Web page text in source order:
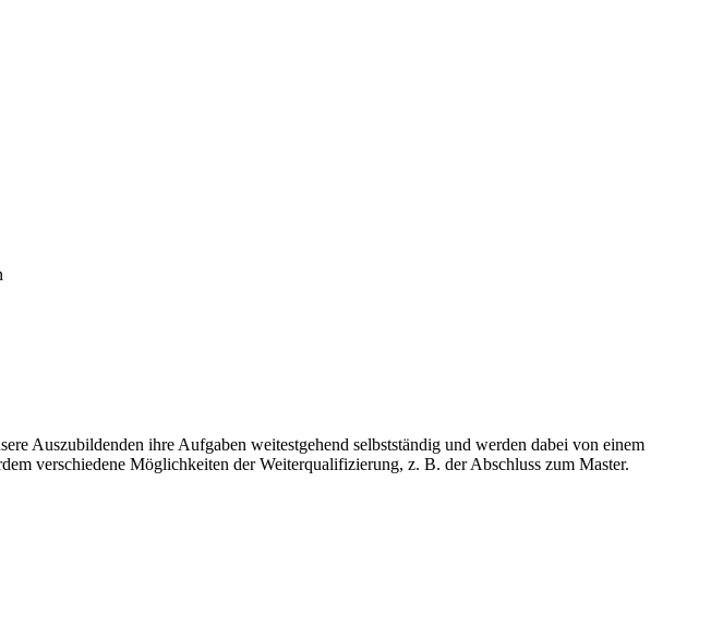
Auszubildenden ihre Aufgaben weitestgehend selbstständig und werden dabei von einem
verschiedene Möglichkeiten der Weiterqualifizierung, z. B. der Abschluss zum Master.